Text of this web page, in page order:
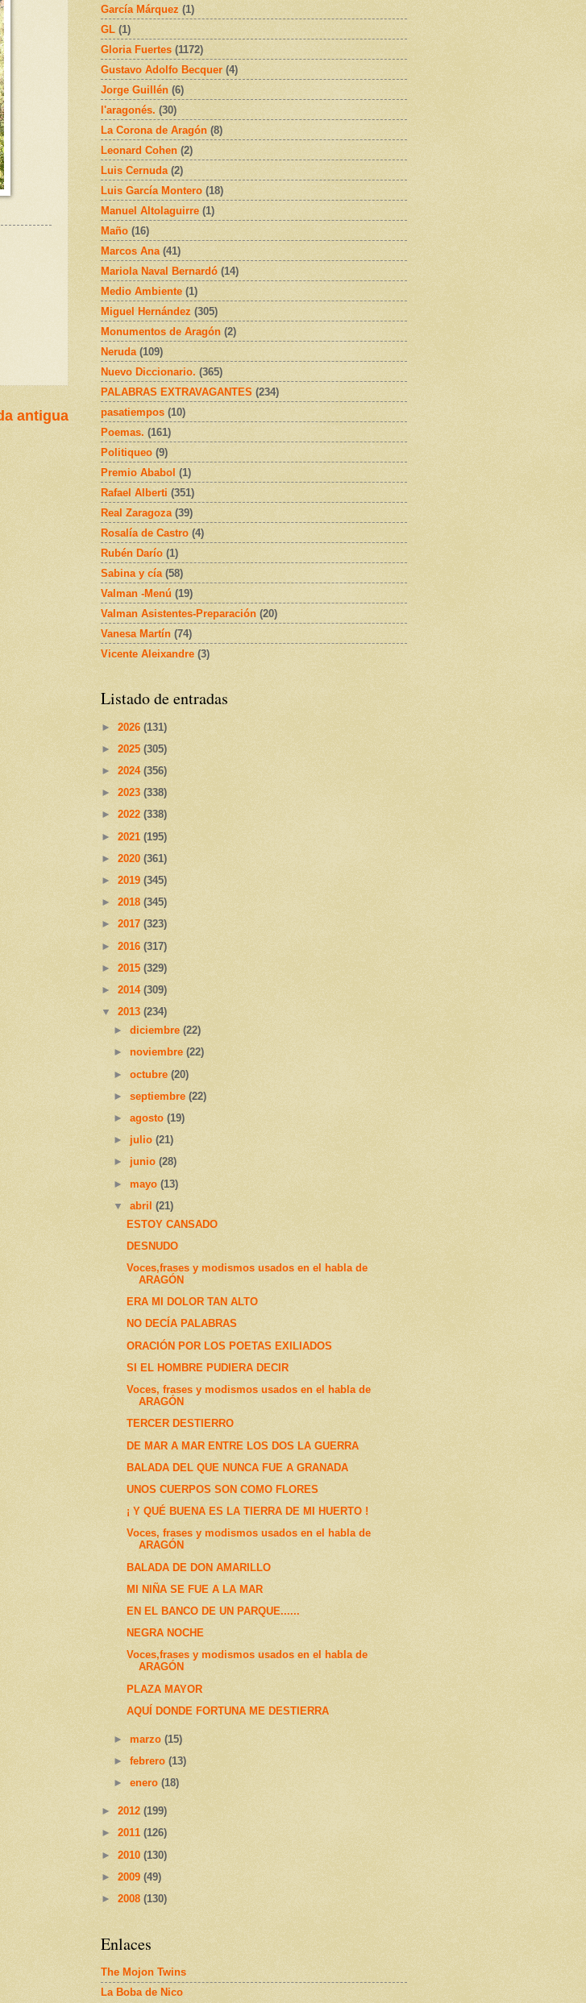
antigua
García Márquez (1)
GL (1)
Gloria Fuertes (1172)
Gustavo Adolfo Becquer (4)
Jorge Guillén (6)
l'aragonés. (30)
La Corona de Aragón (8)
Leonard Cohen (2)
Luis Cernuda (2)
Luis García Montero (18)
Manuel Altolaguirre (1)
Maño (16)
Marcos Ana (41)
Mariola Naval Bernardó (14)
Medio Ambiente (1)
Miguel Hernández (305)
Monumentos de Aragón (2)
Neruda (109)
Nuevo Diccionario. (365)
PALABRAS EXTRAVAGANTES (234)
pasatiempos (10)
Poemas. (161)
Politiqueo (9)
Premio Ababol (1)
Rafael Alberti (351)
Real Zaragoza (39)
Rosalía de Castro (4)
Rubén Darío (1)
Sabina y cía (58)
Valman -Menú (19)
Valman Asistentes-Preparación (20)
Vanesa Martín (74)
Vicente Aleixandre (3)
Listado de entradas
► 2026 (131)
► 2025 (305)
► 2024 (356)
► 2023 (338)
► 2022 (338)
► 2021 (195)
► 2020 (361)
► 2019 (345)
► 2018 (345)
► 2017 (323)
► 2016 (317)
► 2015 (329)
► 2014 (309)
▼ 2013 (234)
►diciembre(22)
►noviembre(22)
►octubre(20)
►septiembre(22)
►agosto(19)
► julio(21)
► junio(28)
► mayo(13)
▼abril(21)
ESTOY CANSADO
DESNUDO
Voces,frases y modismos usados en el habla de
ARAGÓN
ERA MI DOLOR TAN ALTO
NO DECÍA PALABRAS
ORACIÓN POR LOS POETAS EXILIADOS
SI EL HOMBRE PUDIERA DECIR
Voces, frases y modismos usados en el habla de
ARAGÓN
TERCER DESTIERRO
DE MAR A MAR ENTRE LOS DOS LA GUERRA
BALADA DEL QUE NUNCA FUE A GRANADA
UNOS CUERPOS SON COMO FLORES
¡ Y QUÉ BUENA ES LA TIERRA DE MI HUERTO !
Voces, frases y modismos usados en el habla de
ARAGÓN
BALADA DE DON AMARILLO
MI NIÑA SE FUE A LA MAR
EN EL BANCO DE UN PARQUE......
NEGRA NOCHE
Voces,frases y modismos usados en el habla de
ARAGÓN
PLAZA MAYOR
AQUÍ DONDE FORTUNA ME DESTIERRA
► marzo(15)
►febrero(13)
►enero(18)
► 2012 (199)
► 2011 (126)
► 2010 (130)
► 2009 (49)
► 2008 (130)
Enlaces
The Mojon Twins
La Boba de Nico